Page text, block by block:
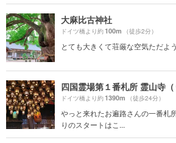
大麻比古神社
ドイツ橋より約100m （徒歩2分）
とても大きくて荘厳な空気ただよ
四国霊場第１番札所 霊山寺（
ドイツ橋より約1390m （徒歩24分）
やっと来れたお遍路さんの一番札
りのスタートはこ...